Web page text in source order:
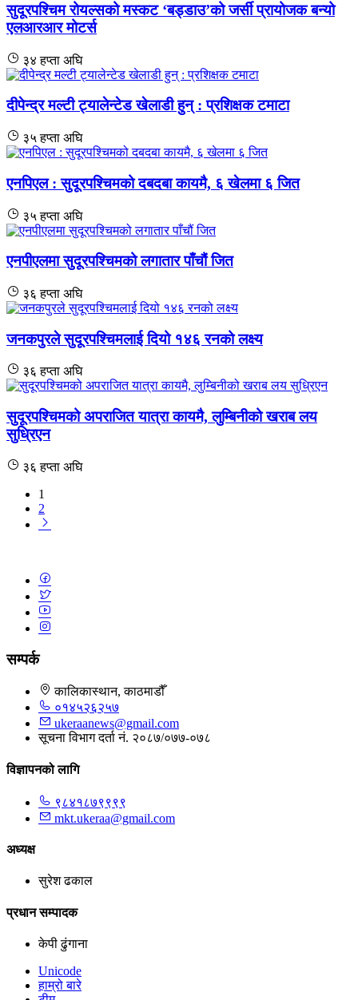
सुदूरपश्चिम रोयल्सको मस्कट ‘बड्डाउ’को जर्सी प्रायोजक बन्यो
एलआरआर मोटर्स
३४ हप्ता अघि
दीपेन्द्र मल्टी ट्यालेन्टेड खेलाडी हुन् : प्रशिक्षक टमाटा
३५ हप्ता अघि
एनपिएल : सुदूरपश्चिमको दबदबा कायमै, ६ खेलमा ६ जित
३५ हप्ता अघि
एनपीएलमा सुदूरपश्चिमको लगातार पाँचौं जित
३६ हप्ता अघि
जनकपुरले सुदूरपश्चिमलाई दियो १४६ रनको लक्ष्य
३६ हप्ता अघि
सुदूरपश्चिमको अपराजित यात्रा कायमै, लुम्बिनीको खराब लय
सुध्रिएन
३६ हप्ता अघि
1
2
सम्पर्क
कालिकास्थान, काठमाडौँ
०१४५२६२५७
ukeraanews@gmail.com
सूचना विभाग दर्ता नं. २०८७/०७७-०७८
विज्ञापनको लागि
९८४१८७९९९९
mkt.ukeraa@gmail.com
अध्यक्ष
सुरेश ढकाल
प्रधान सम्पादक
केपी ढुंगाना
Unicode
हाम्रो बारे